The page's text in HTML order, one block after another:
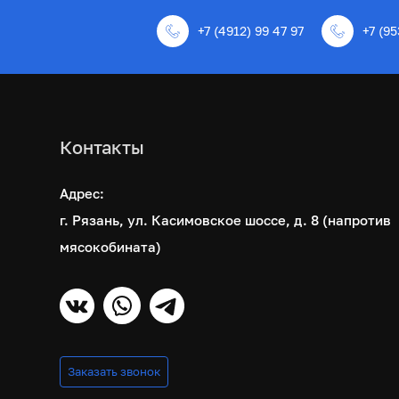
+7 (4912) 99 47 97 +7
Контакты
Адрес:
г. Рязань, ул. Касимовское шоссе, д. 8 (напротив
мясокобината)
Заказать звонок